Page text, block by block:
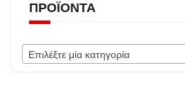
ΠΡΟΪΌΝΤΑ
Επιλέξτε μία κατηγορία